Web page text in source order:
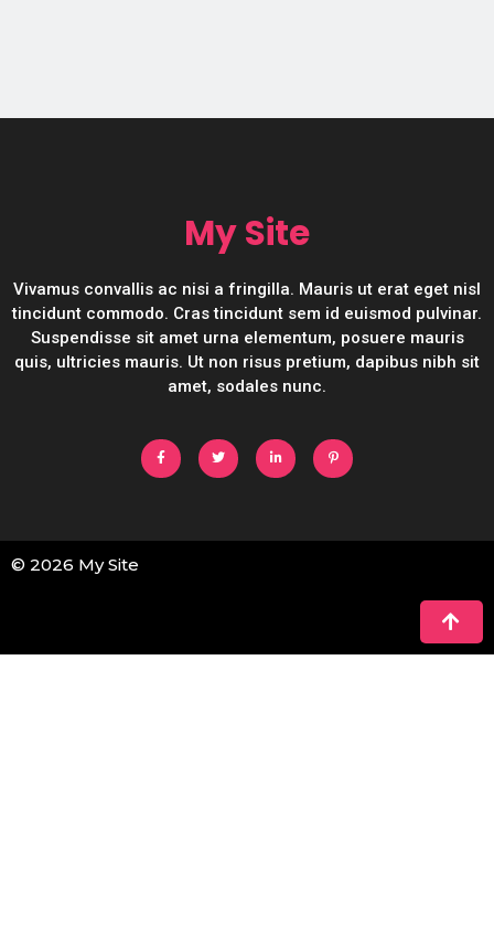
My Site
Vivamus convallis ac nisi a fringilla. Mauris ut erat eget nisl
tincidunt commodo. Cras tincidunt sem id euismod pulvinar.
Suspendisse sit amet urna elementum, posuere mauris
quis, ultricies mauris. Ut non risus pretium, dapibus nibh sit
amet, sodales nunc.
© 2026 My Site